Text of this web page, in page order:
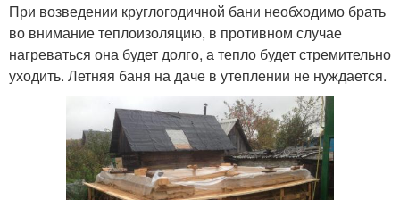
При возведении круглогодичной бани необходимо брать
во внимание теплоизоляцию, в противном случае
нагреваться она будет долго, а тепло будет стремительно
уходить. Летняя баня на даче в утеплении не нуждается.